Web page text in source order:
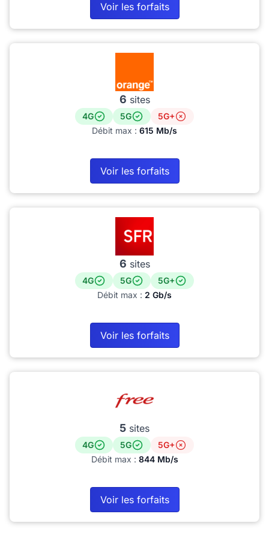
Voir les forfaits
6 sites
4G 5G
5G+
Débit max : 615 Mb/s
Voir les forfaits
6 sites
4G 5G
5G+
Débit max : 2 Gb/s
Voir les forfaits
5 sites
4G 5G
5G+
Débit max : 844 Mb/s
Voir les forfaits